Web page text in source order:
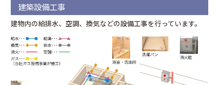
建築設備工事
建物内の給排水、空調、換気などの設備工事を行っています。